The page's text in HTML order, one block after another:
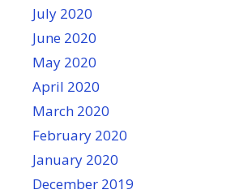
July 2020
June 2020
May 2020
April 2020
March 2020
February 2020
January 2020
December 2019